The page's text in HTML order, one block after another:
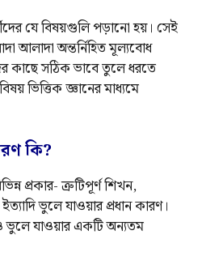
যে বিষয়গুলি পড়ানো হয়। সেই
আলাদা অন্তর্নিহিত মূল্যবোধ
কাছে সঠিক ভাবে তুলে ধরতে
ভিত্তিক জ্ঞানের মাধ্যমে
কি?
প্রকার- ত্রুটিপূর্ণ শিখন,
ভুলে যাওয়ার প্রধান কারণ।
ভুলে যাওয়ার একটি অন্যতম